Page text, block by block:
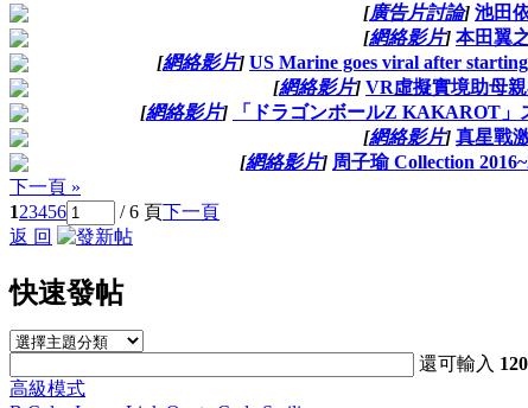
[廣告片討論] 池田
[網絡影片] 本田翼
[網絡影片] US Marine goes viral after
[網絡影片] VR虛擬實境助母
[網絡影片] 「ドラゴンボールZ KAKAROT
[網絡影片] 真星戰
[網絡影片] 周子瑜 Collection
下一頁 »
123456 / 6 頁下一頁
返 回
快速發帖
還可輸入 120
高級模式